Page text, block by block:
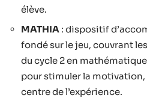
élève.
MATHIA : dispositif
fondé sur le jeu, couvrant les
du cycle 2 en
pour stimuler la motivation,
centre de l’expérience.